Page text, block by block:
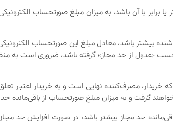
یا برابر با آن باشد، به میزان مبلغ صورتحساب
بیشتر باشد، معادل مبلغ این صورتحساب
«عدول از حد مجاز» گرفته باشد، ضروری است به
مصرف‌کننده نهایی است و به خریدار اعتبار
گرفت و به میزان مبلغ صورتحساب از باقی‌مانده
الکترونیکی موضوع بند (3) فوق از باقی‌مانده حد مجاز بیشتر